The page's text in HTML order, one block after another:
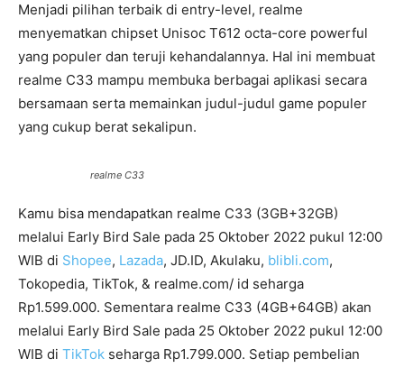
Menjadi pilihan terbaik di entry-level, realme
menyematkan chipset Unisoc T612 octa-core powerful
yang populer dan teruji kehandalannya. Hal ini membuat
realme C33 mampu membuka berbagai aplikasi secara
bersamaan serta memainkan judul-judul game populer
yang cukup berat sekalipun.
realme C33
Kamu bisa mendapatkan realme C33 (3GB+32GB)
melalui Early Bird Sale pada 25 Oktober 2022 pukul 12:00
WIB di Shopee, Lazada, JD.ID, Akulaku, blibli.com,
Tokopedia, TikTok, & realme.com/ id seharga
Rp1.599.000. Sementara realme C33 (4GB+64GB) akan
melalui Early Bird Sale pada 25 Oktober 2022 pukul 12:00
WIB di TikTok seharga Rp1.799.000. Setiap pembelian